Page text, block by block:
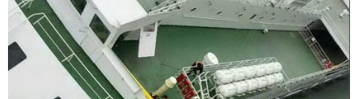
图片 视频 彩票 食品
健康 信息化 数据